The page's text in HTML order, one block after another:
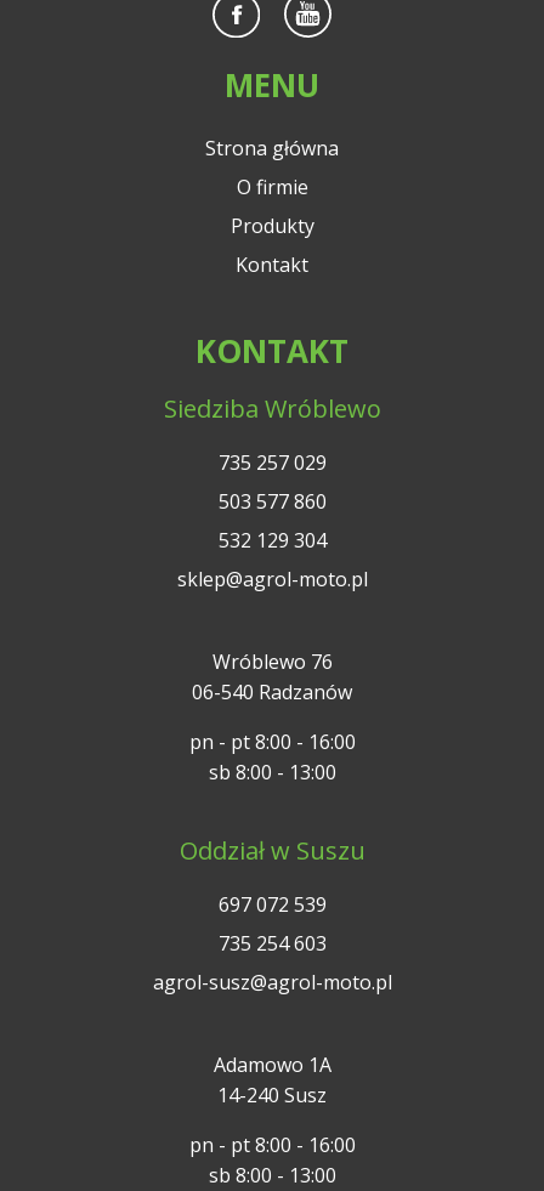
MENU
Strona główna
O firmie
Produkty
Kontakt
KONTAKT
Siedziba Wróblewo
735 257 029
503 577 860
532 129 304
sklep@agrol-moto.pl
Wróblewo 76
06-540 Radzanów
pn - pt 8:00 - 16:00
sb 8:00 - 13:00
Oddział w Suszu
697 072 539
735 254 603
agrol-susz@agrol-moto.pl
Adamowo 1A
14-240 Susz
pn - pt 8:00 - 16:00
sb 8:00 - 13:00